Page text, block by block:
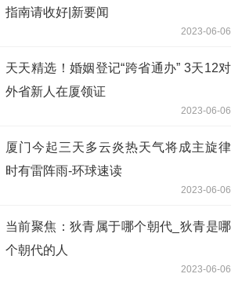
指南请收好|新要闻
2023-06-06
天天精选！婚姻登记“跨省通办” 3天12对
外省新人在厦领证
2023-06-06
厦门今起三天多云炎热天气将成主旋律
时有雷阵雨-环球速读
2023-06-06
当前聚焦：狄青属于哪个朝代_狄青是哪
个朝代的人
2023-06-06